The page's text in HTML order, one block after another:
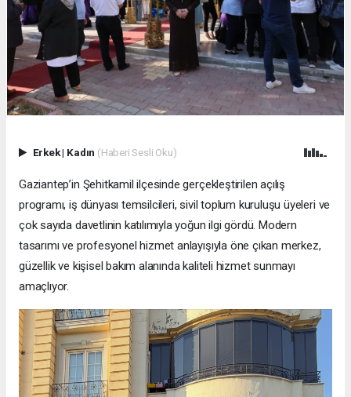
Erkek| Kadın (Haberi Sesli Oku)
Gaziantep’in Şehitkamil ilçesinde gerçekleştirilen açılış
programı, iş dünyası temsilcileri, sivil toplum kuruluşu üyeleri ve
çok sayıda davetlinin katılımıyla yoğun ilgi gördü. Modern
tasarımı ve profesyonel hizmet anlayışıyla öne çıkan merkez,
güzellik ve kişisel bakım alanında kaliteli hizmet sunmayı
amaçlıyor.